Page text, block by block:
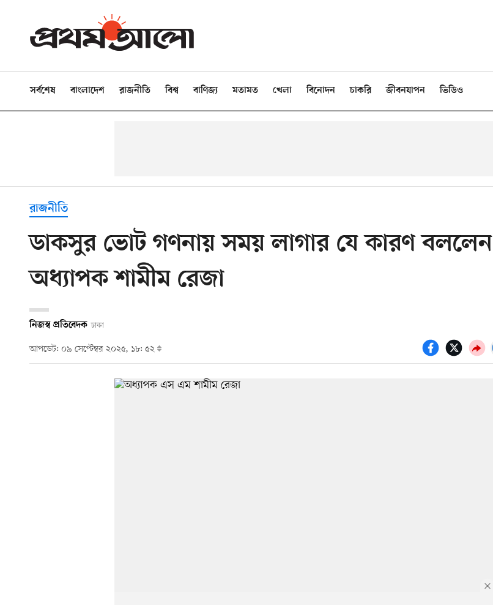
সর্বশেষ বাংলাদেশ রাজনীতি বিশ্ব বাণিজ্য মতামত খেলা বিনোদন চাকরি জীবনযাপন ভিডিও
রাজনীতি
ডাকসুর ভোট গণনায় সময় লাগার যে কারণ বললেন
অধ্যাপক শামীম রেজা
নিজস্ব প্রতিবেদক ঢাকা
আপডেট: ০৯ সেপ্টেম্বর ২০২৫, ১৮: ৫২